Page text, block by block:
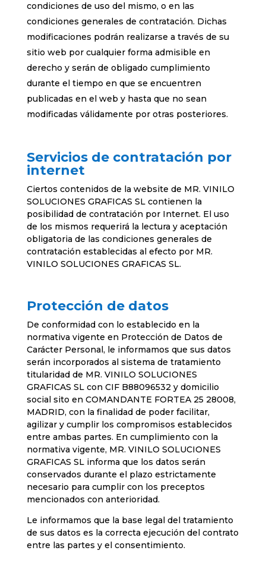
condiciones de uso del mismo, o en las
condiciones generales de contratación. Dichas
modificaciones podrán realizarse a través de su
sitio web por cualquier forma admisible en
derecho y serán de obligado cumplimiento
durante el tiempo en que se encuentren
publicadas en el web y hasta que no sean
modificadas válidamente por otras posteriores.
Servicios de contratación por
internet
Ciertos contenidos de la website de MR. VINILO
SOLUCIONES GRAFICAS SL contienen la
posibilidad de contratación por Internet. El uso
de los mismos requerirá la lectura y aceptación
obligatoria de las condiciones generales de
contratación establecidas al efecto por MR.
VINILO SOLUCIONES GRAFICAS SL.
Protección de datos
De conformidad con lo establecido en la
normativa vigente en Protección de Datos de
Carácter Personal, le informamos que sus datos
serán incorporados al sistema de tratamiento
titularidad de MR. VINILO SOLUCIONES
GRAFICAS SL con CIF B88096532 y domicilio
social sito en COMANDANTE FORTEA 25 28008,
MADRID, con la finalidad de poder facilitar,
agilizar y cumplir los compromisos establecidos
entre ambas partes. En cumplimiento con la
normativa vigente, MR. VINILO SOLUCIONES
GRAFICAS SL informa que los datos serán
conservados durante el plazo estrictamente
necesario para cumplir con los preceptos
mencionados con anterioridad.
Le informamos que la base legal del tratamiento
de sus datos es la correcta ejecución del contrato
entre las partes y el consentimiento.